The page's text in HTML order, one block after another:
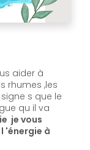
aider à
rhumes ,les
s que le
qu il va
je vous
'énergie à